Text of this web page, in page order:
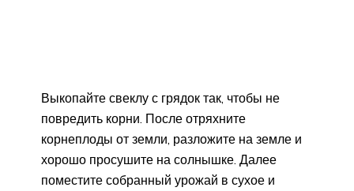
Выкопайте свеклу с грядок так, чтобы не
повредить корни. После отряхните
корнеплоды от земли, разложите на земле и
хорошо просушите на солнышке. Далее
поместите собранный урожай в сухое и